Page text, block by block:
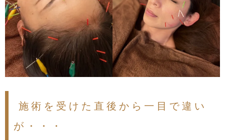
施術を受けた直後から一目で違い
が・・・